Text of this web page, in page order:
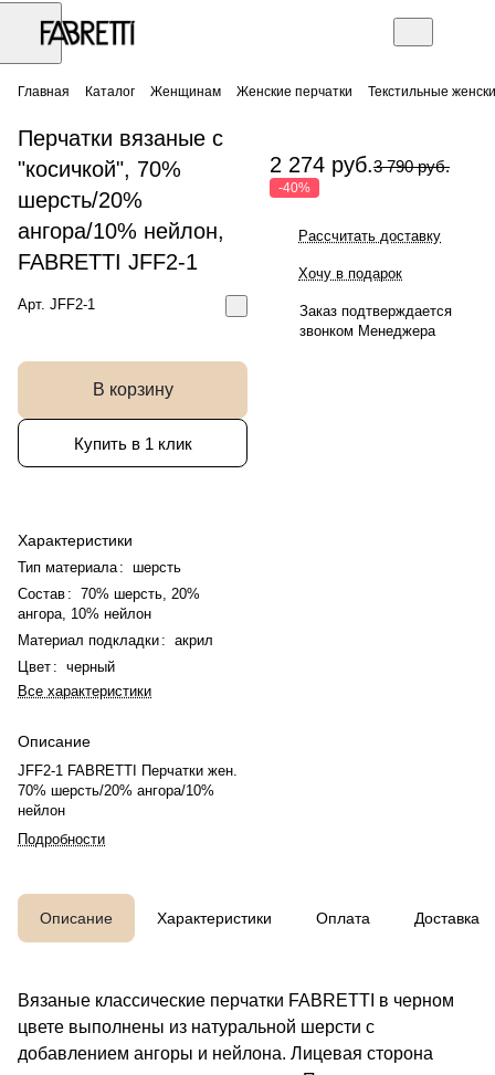
Главная Каталог Женщинам Женские перчатки Текстильные
Перчатки вязаные с
"косичкой", 70%
шерсть/20%
ангора/10% нейлон,
FABRETTI JFF2-1
Арт. JFF2-1
В корзину
Купить в 1 клик
Характеристики
Тип материала : шерсть
Состав : 70% шерсть, 20%
ангора, 10% нейлон
Материал подкладки : акрил
Цвет : черный
Все характеристики
Описание
JFF2-1 FABRETTI Перчатки жен.
70% шерсть/20% ангора/10%
нейлон
Подробности
2 274 руб.3 790 руб.
-40%
Рассчитать доставку
Хочу в подарок
Заказ подтверждается
звонком Менеджера
Описание Характеристики Оплата Доставка
Вязаные классические перчатки FABRETTI в черном
цвете выполнены из натуральной шерсти с
добавлением ангоры и нейлона. Лицевая сторона